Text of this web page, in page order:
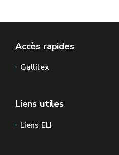
Accès rapides
Gallilex
Liens utiles
Liens ELI